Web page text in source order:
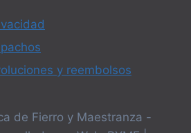
y reembolsos
de Fierro y Maestranza -